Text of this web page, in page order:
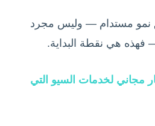
نمو مستدام — وليس مجرد
فهذه هي نقطة البداية.
لخدمات السيو التي